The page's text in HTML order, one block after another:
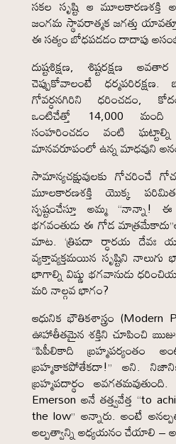
సకల సృష్టి ఆ మూలకారణశక్తి
జంగమ స్థావరాత్మక జగత్తు
ఈ సత్యం బోధపడడం దాదాపు
దుష్టశిక్షణ, శిష్టరక్షణ
చెప్పుకోవాలంటే ధర్మపరిరక్షణ.
గోవర్ధనగిరిని ధరించడం,
ఒంటిచేత్తో 14,000 మంది
సంహరించడం వంటి ఘట్టాల్ని
మానవరూపంలో ఉన్న మాధవుని
సామాన్యచక్షువులకు గోచరించే
మూలకారణశక్తి యొక్క
స్పష్టంచేస్తూ అమ్మ
భగవంతుడు ఈ గోడ
మాట. ‘త్రిపదా ర్ధారయ దేవః
వ్యక్తావ్యక్తమయిన సృష్టిని
భాగాల్ని విష్ణు భగవానుడు
మరి నాల్గవ భాగం?
ఆధునిక భౌతికశాస్త్రం (Modern
ఊహాతీతమైన శక్తిని చూపించి
“పిపీలికాది బ్రహ్మపర్యంతం
బ్రహ్మకాకపోతేకదా!” అని.
బ్రహ్మపదార్థం
Emerson అనే తత్త్వవేత్త “to
the low” అన్నారు. అంటే
అల్పత్వాన్ని అధ్యయనం చేయాలి –